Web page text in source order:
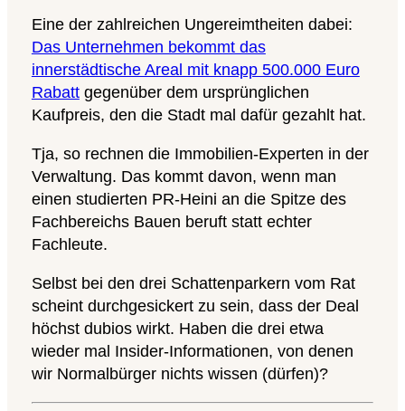
Eine der zahlreichen Ungereimtheiten dabei:
Das Unternehmen bekommt das
innerstädtische Areal mit knapp 500.000 Euro
Rabattgegenüber dem ursprünglichen
Kaufpreis, den die Stadt mal dafür gezahlt hat.
Tja, so rechnen die Immobilien-Experten in der
Verwaltung. Das kommt davon, wenn man
einen studierten PR-Heini an die Spitze des
Fachbereichs Bauen beruft statt echter
Fachleute.
Selbst bei den drei Schattenparkern vom Rat
scheint durchgesickert zu sein, dass der Deal
höchst dubios wirkt. Haben die drei etwa
wieder mal Insider-Informationen, von denen
wir Normalbürger nichts wissen (dürfen)?